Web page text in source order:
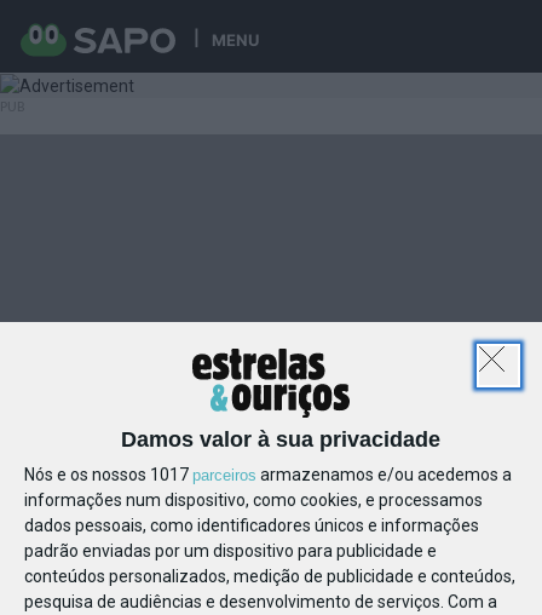
Damos valor à sua privacidade
Nós e os nossos 1017 parceiros armazenamos e/ou acedemos a
informações num dispositivo, como cookies, e processamos
dados pessoais, como identificadores únicos e informações
padrão enviadas por um dispositivo para publicidade e
conteúdos personalizados, medição de publicidade e conteúdos,
pesquisa de audiências e desenvolvimento de serviços. Com a
MENU